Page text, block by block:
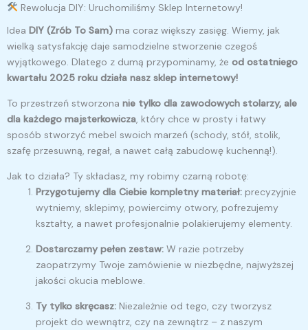
Rewolucja DIY: Uruchomiliśmy Sklep Internetowy!
Idea DIY (Zrób To Sam) ma coraz większy zasięg. Wiemy, jak
wielką satysfakcję daje samodzielne stworzenie czegoś
wyjątkowego. Dlatego z dumą przypominamy, że od ostatniego
kwartału 2025 roku działa nasz sklep internetowy!
To przestrzeń stworzona nie tylko dla zawodowych stolarzy, ale
dla każdego majsterkowicza , który chce w prosty i łatwy
sposób stworzyć mebel swoich marzeń (schody, stół, stolik,
szafę przesuwną, regał, a nawet całą zabudowę kuchenną!).
Jak to działa? Ty składasz, my robimy czarną robotę:
Przygotujemy dla Ciebie kompletny materiał: precyzyjnie
wytniemy, sklepimy, powiercimy otwory, pofrezujemy
kształty, a nawet profesjonalnie polakierujemy elementy.
Dostarczamy pełen zestaw: W razie potrzeby
zaopatrzymy Twoje zamówienie w niezbędne, najwyższej
jakości okucia meblowe.
Ty tylko skręcasz: Niezależnie od tego, czy tworzysz
projekt do wewnątrz, czy na zewnątrz – z naszym